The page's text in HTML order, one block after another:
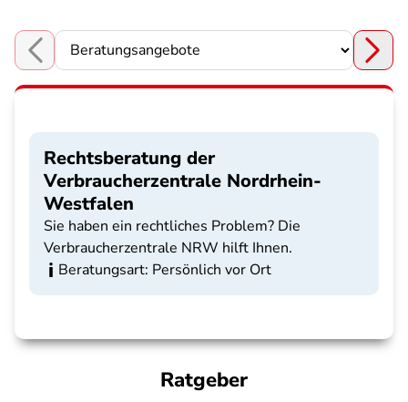
Choose a section
Rechtsberatung der
Verbraucherzentrale Nordrhein-
Westfalen
Sie haben ein rechtliches Problem? Die
Verbraucherzentrale NRW hilft Ihnen.
Beratungsart: Persönlich vor Ort
Ratgeber